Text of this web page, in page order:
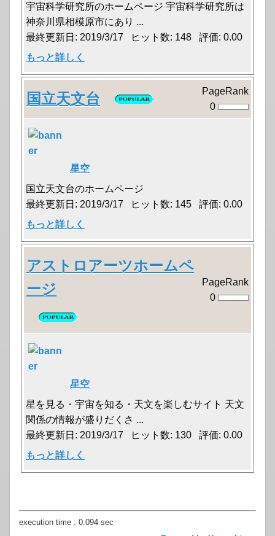
宇宙科学研究所のホームページ 宇宙科学研究所は
神奈川県相模原市にあり ...
最終更新日: 2019/3/17 ヒット数: 148 評価: 0.00
もっと詳しく
国立天文台
PageRank
0
星空
国立天文台のホームページ
最終更新日: 2019/3/17 ヒット数: 145 評価: 0.00
もっと詳しく
アストロアーツホームペ
ージ
PageRank
0
星空
星を見る・宇宙を知る・天文を楽しむサイト 天文
関係の情報が盛りだくさ ...
最終更新日: 2019/3/17 ヒット数: 130 評価: 0.00
もっと詳しく
execution time : 0.094 sec